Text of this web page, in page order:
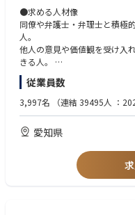
●将来的なキャリアパス
・グループ会社で生まれた発
許権利化業務におけるエキス
・外国弁理士/弁護士とのや
理解と、理解に基づく社内の
●仕事の進め方
機械翻訳や生成AIを用いて翻
現地弁護士や社内の有識者の
中国の開発者と中国の弁護士
●組織ミッション
●求める人材像
同僚や弁護士・弁理士と積極
人。
他人の意見や価値観を受け入
きる人。
技術・言語・法律に興味があ
●必要な知識・経験・資格（
を有する方。
中国語検定２級以上、HSK５
実用英語検定2級以上、
従業員数
3,997名 （連結 39495人 ：
愛知県